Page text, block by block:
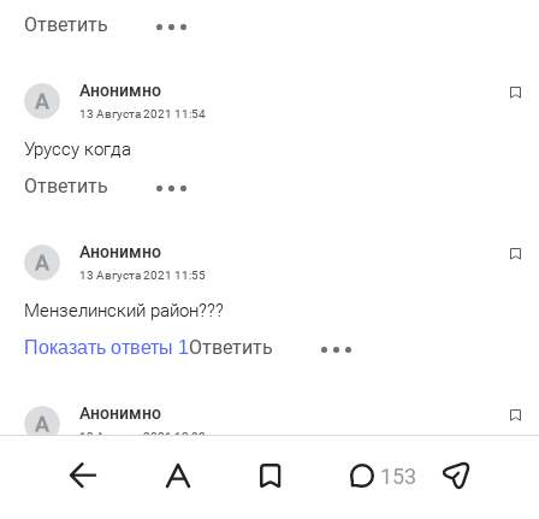
Ответить
Анонимно
13 Августа 2021 11:54
Уруссу когда
Ответить
Анонимно
13 Августа 2021 11:55
Мензелинский район???
Показать ответы 1Ответить
Анонимно
13 Августа 202112:02
Будет ли оптика в Пальцовке Лаишевского района?
153